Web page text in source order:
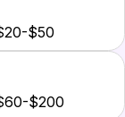
$50
$200